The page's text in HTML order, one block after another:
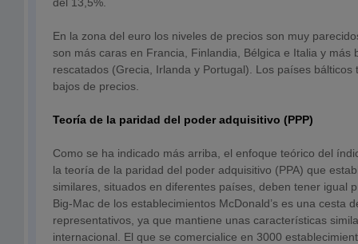
En la zona del euro los niveles de precios son muy
son más caras en Francia, Finlandia, Bélgica e Italia y más
rescatados (Grecia, Irlanda y Portugal). Los países bálticos
bajos de precios.
Teoría de la paridad del poder adquisitivo (PPP)
Como se ha indicado más arriba, el enfoque teórico del
la teoría de la paridad del poder adquisitivo (PPA) que
similares, situados en diferentes países, deben tener igual
Big-Mac de los establecimientos McDonald’s es una cesta
representativos, ya que mantiene unas características
internacional. El que se comercialice en 3000